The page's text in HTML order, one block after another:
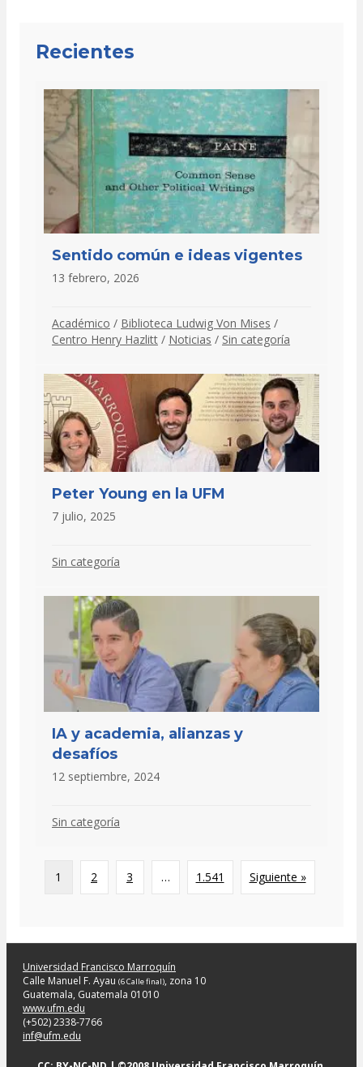
Recientes
Sentido común e ideas vigentes
13 febrero, 2026
Académico / Biblioteca Ludwig Von Mises /
Centro Henry Hazlitt / Noticias / Sin categoría
Peter Young en la UFM
7 julio, 2025
Sin categoría
IA y academia, alianzas y
desafíos
12 septiembre, 2024
Sin categoría
1 2 3 … 1.541 Siguiente »
Universidad Francisco Marroquín
Calle Manuel F. Ayau (6 Calle final), zona 10
Guatemala, Guatemala 01010
www.ufm.edu
(+502) 2338-7766
inf@ufm.edu